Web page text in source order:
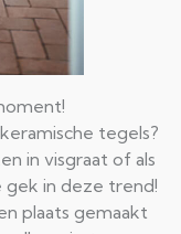
tegels?
in visgraat of als
gek in deze trend!
plaats gemaakt